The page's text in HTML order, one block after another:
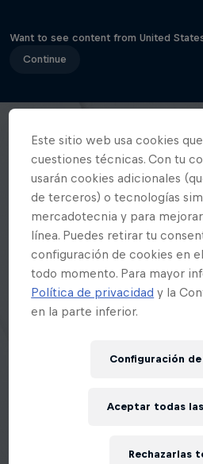
Want to see content from United
Continue
Este sitio web usa cookies
cuestiones técnicas. Con tu
usarán cookies adicionales
de terceros) o tecnologías
mercadotecnia y para
línea. Puedes retirar tu
configuración de cookies en
todo momento. Para mayor
Política de privacidad y la
en la parte inferior.
Configuración
Rechazarlas
Aceptar todas